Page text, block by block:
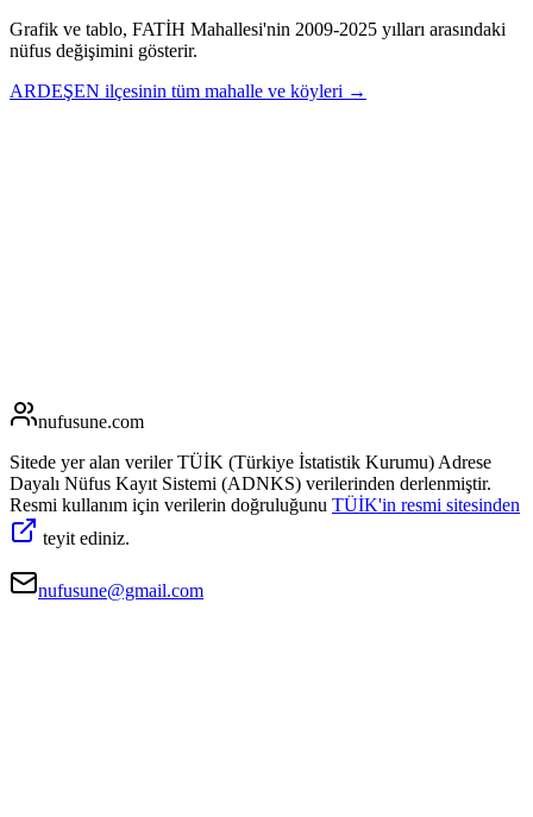
Grafik ve tablo, FATİH Mahallesi'nin 2009-2025 yılları arasındaki
nüfus değişimini gösterir.
ARDEŞEN ilçesinin tüm mahalle ve köyleri →
nufusune.com
Sitede yer alan veriler TÜİK (Türkiye İstatistik Kurumu) Adrese
Dayalı Nüfus Kayıt Sistemi (ADNKS) verilerinden derlenmiştir.
Resmi kullanım için verilerin doğruluğunu TÜİK'in resmi sitesinden
teyit ediniz.
nufusune@gmail.com